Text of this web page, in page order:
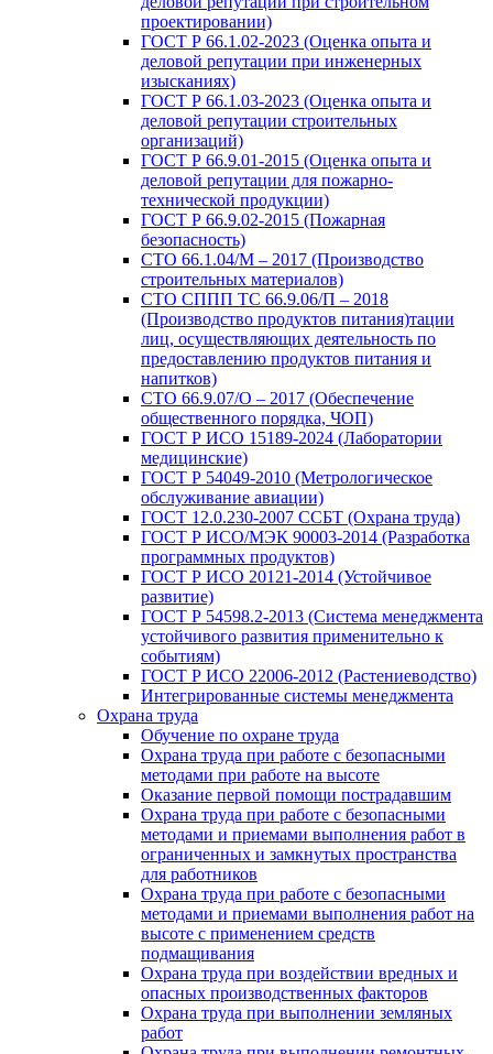
проектировании)
ГОСТ Р 66.1.02-2023 (Оценка опыта и
деловой репутации при инженерных
изысканиях)
ГОСТ Р 66.1.03-2023 (Оценка опыта и
деловой репутации строительных
организаций)
ГОСТ Р 66.9.01-2015 (Оценка опыта и
деловой репутации для пожарно-
технической продукции)
ГОСТ Р 66.9.02-2015 (Пожарная
безопасность)
СТО 66.1.04/М – 2017 (Производство
строительных материалов)
СТО СППП ТС 66.9.06/П – 2018
(Производство продуктов питания)тации
лиц, осуществляющих деятельность по
предоставлению продуктов питания и
напитков)
СТО 66.9.07/О – 2017 (Обеспечение
общественного порядка, ЧОП)
ГОСТ Р ИСО 15189-2024 (Лаборатории
медицинские)
ГОСТ Р 54049-2010 (Метрологическое
обслуживание авиации)
ГОСТ 12.0.230-2007 ССБТ (Охрана труда)
ГОСТ Р ИСО/МЭК 90003-2014 (Разработка
программных продуктов)
ГОСТ Р ИСО 20121-2014 (Устойчивое
развитие)
ГОСТ Р 54598.2-2013 (Система менеджмента
устойчивого развития применительно к
событиям)
ГОСТ Р ИСО 22006-2012 (Растениеводство)
Интегрированные системы менеджмента
Охрана труда
Обучение по охране труда
Охрана труда при работе с безопасными
методами при работе на высоте
Оказание первой помощи пострадавшим
Охрана труда при работе с безопасными
методами и приемами выполнения работ в
ограниченных и замкнутых пространства
для работников
Охрана труда при работе с безопасными
методами и приемами выполнения работ на
высоте с применением средств
подмащивания
Охрана труда при воздействии вредных и
опасных производственных факторов
Охрана труда при выполнении земляных
работ